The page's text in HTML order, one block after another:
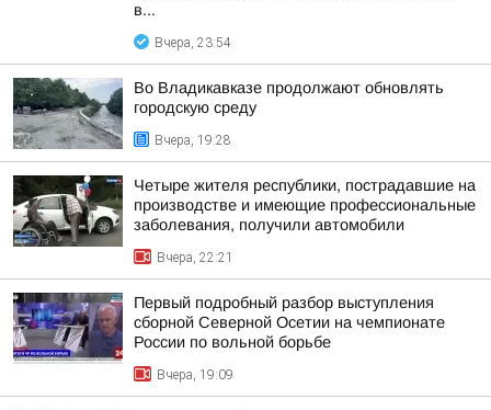
в...
Вчера, 23:54
Во Владикавказе продолжают обновлять
городскую среду
Вчера, 19:28
Четыре жителя республики, пострадавшие на
производстве и имеющие профессиональные
заболевания, получили автомобили
Вчера, 22:21
Первый подробный разбор выступления
сборной Северной Осетии на чемпионате
России по вольной борьбе
Вчера, 19:09